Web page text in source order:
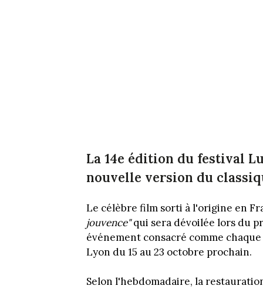
La 14e édition du festival
nouvelle version du
Le célèbre film sorti à l'origine en
jouvence"qui sera dévoilée lors du
événement consacré comme
Lyon du 15 au 23 octobre prochain.
Selon l'hebdomadaire, la